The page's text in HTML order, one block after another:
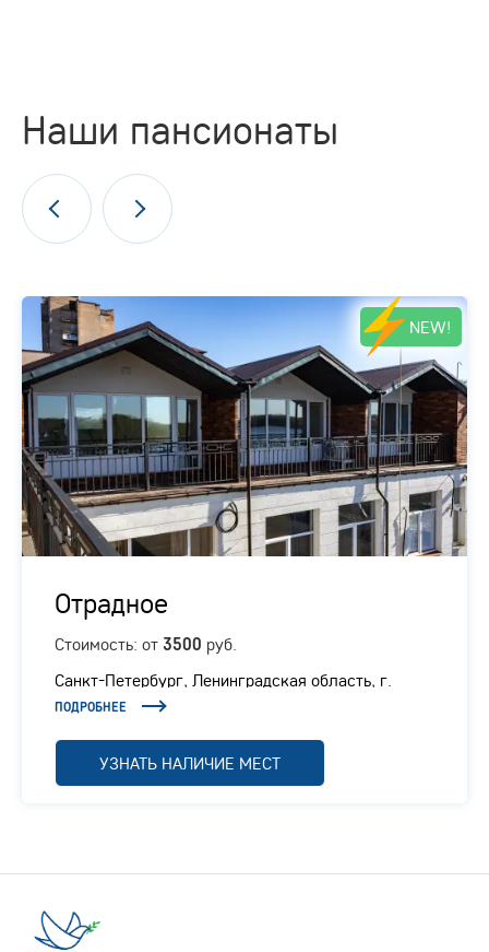
Наши пансионаты
NEW!
Отрадное
Стоимость: от 3500 руб.
Санкт-Петербург, Ленинградская область, г.
Отрадное, Ленинградское шоссе, 1/1
ПОДРОБНЕЕ
УЗНАТЬ НАЛИЧИЕ МЕСТ